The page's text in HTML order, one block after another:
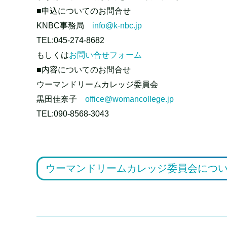
■申込についてのお問合せ
KNBC事務局 info@k-nbc.jp
TEL:045-274-8682
もしくはお問い合せフォーム
■内容についてのお問合せ
ウーマンドリームカレッジ委員会
黒田佳奈子 office@womancollege.jp
TEL:090-8568-3043
ウーマンドリームカレッジ委員会につ